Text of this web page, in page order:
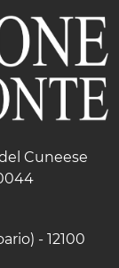
Cuneese
- 12100